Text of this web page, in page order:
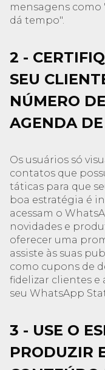
mensagens como
dá tempo".
2 -
SEU
NÚMERO
AGENDA
Os usuários só
contatos que
táticas para que
boa estratégia é
acessam o
novidades e
oferecer uma
assiste às suas
como cupons de
fidelizar clientes e
seu WhatsApp
3 - USE O
PRODUZIR